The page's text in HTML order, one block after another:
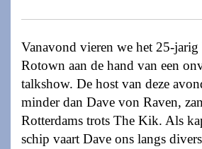
Vanavond vieren we het 25-jarig
Rotown aan de hand van een
talkshow. De host van deze
minder dan Dave von Raven,
Rotterdams trots The Kik. Als
schip vaart Dave ons langs